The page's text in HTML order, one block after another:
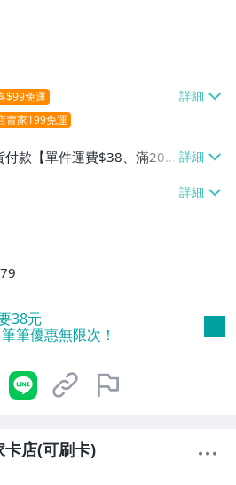
$99免運
賣家199免運
付款【單件運費$38、滿20
運費$38】、郵局掛號【單
20件免運費】、面交/自取/
】
38元
筆優惠無限次！
店(可刷卡)